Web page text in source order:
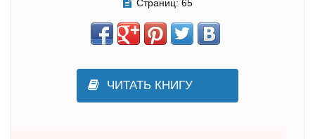
Страниц: 65
ЧИТАТЬ КНИГУ